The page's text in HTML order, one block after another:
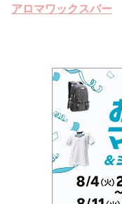
アロマワックスバー